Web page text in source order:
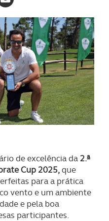
de excelência da 2.ª
Cup 2025,que
para a prática
vento e um ambiente
e pela boa
participantes.